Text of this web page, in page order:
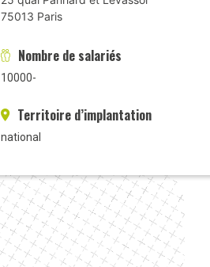
75013 Paris
Nombre de salariés
10000-
Territoire d’implantation
national